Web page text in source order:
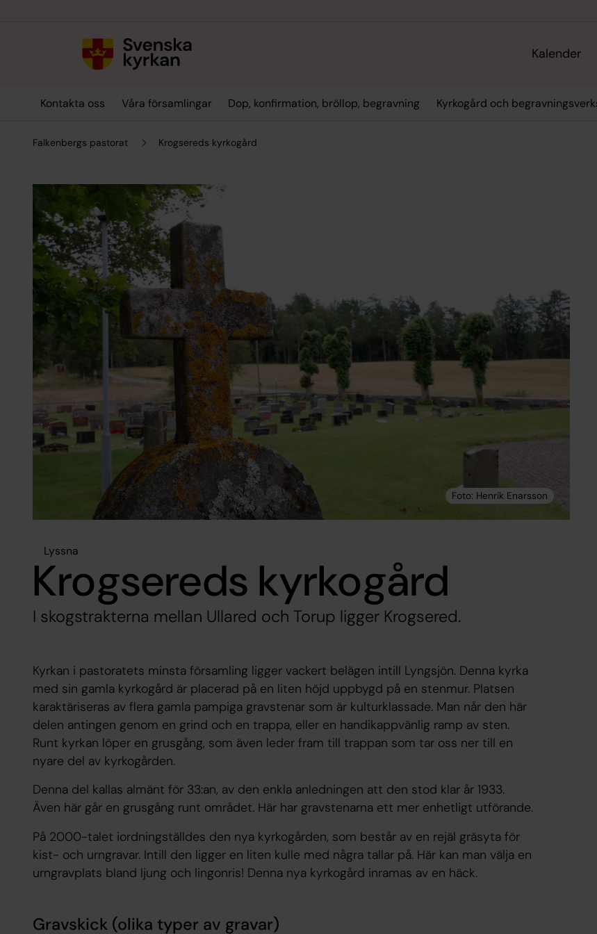
Kalender
Kontakta oss Våra församlingar Dop, konfirmation, bröllop, begravning Kyrkogård och
Falkenbergs pastorat Krogsereds kyrkogård
Lyssna
Krogsereds kyrkogård
I skogstrakterna mellan Ullared och Torup ligger Krogsered.
Kyrkan i pastoratets minsta församling ligger vackert belägen intill Lyngsjön. Denna kyrka
med sin gamla kyrkogård är placerad på en liten höjd uppbygd på en stenmur. Platsen
karaktäriseras av flera gamla pampiga gravstenar som är kulturklassade. Man når den här
delen antingen genom en grind och en trappa, eller en handikappvänlig ramp av sten.
Runt kyrkan löper en grusgång, som även leder fram till trappan som tar oss ner till en
nyare del av kyrkogården.
Denna del kallas almänt för 33:an, av den enkla anledningen att den stod klar år 1933.
Även här går en grusgång runt området. Här har gravstenarna ett mer enhetligt utförande.
På 2000-talet iordningställdes den nya kyrkogården, som består av en rejäl gräsyta för
kist- och urngravar. Intill den ligger en liten kulle med några tallar på. Här kan man välja en
urngravplats bland ljung och lingonris! Denna nya kyrkogård inramas av en häck.
Gravskick (olika typer av gravar)